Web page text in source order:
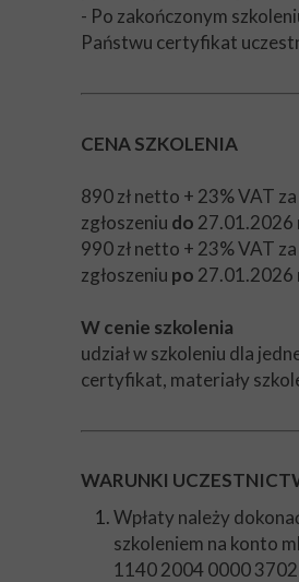
- Po zakończonym
Państwu certyfikat
CENA SZKOLENIA
890 zł netto + 23% VAT
zgłoszeniu do 27.01.2026
990 zł netto + 23% VAT
zgłoszeniu po 27.01.2026
W cenie szkolenia
udział w szkoleniu dla
certyfikat, materiały
WARUNKI
Wpłaty należy
szkoleniem na konto
1140 2004 0000